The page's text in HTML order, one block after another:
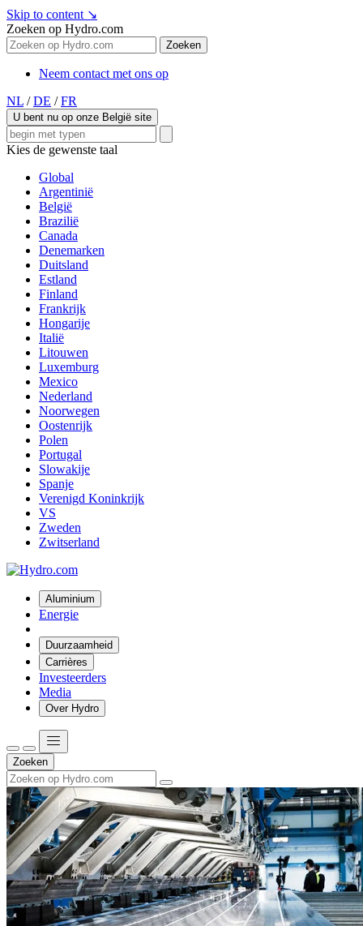
Skip to content ↘
Zoeken op Hydro.com
Zoeken
Neem contact met ons op
NL / DE / FR
U bent nu op onze België site
Kies de gewenste taal
Global
Argentinië
België
Brazilië
Canada
Denemarken
Duitsland
Estland
Finland
Frankrijk
Hongarije
Italië
Litouwen
Luxemburg
Mexico
Nederland
Noorwegen
Oostenrijk
Polen
Portugal
Slowakije
Spanje
Verenigd Koninkrijk
VS
Zweden
Zwitserland
Aluminium
Energie
Duurzaamheid
Carrières
Investeerders
Media
Over Hydro
Zoeken